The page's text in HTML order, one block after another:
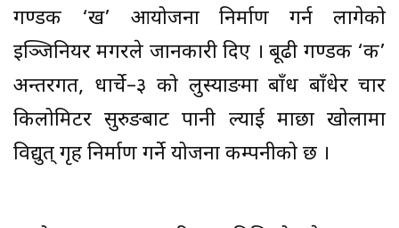
गण्डकी ‘ख’ आयोजना निर्माण गर्न लागेको
इञ्जिनियर मगरले जानकारी दिए । बूढी गण्डकी ‘क’
अन्तरगत, धार्चे–३ को लुस्याङमा बाँध बाँधेर चार
किलोमिटर सुरुङबाट पानी ल्याई माछा खोलामा
विद्युत् गृह निर्माण गर्ने योजना कम्पनीको छ ।